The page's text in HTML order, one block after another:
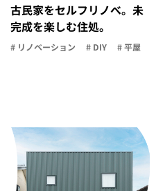
古民家をセルフリノべ。未
完成を楽しむ住処。
# リノベーション # DIY # 平屋